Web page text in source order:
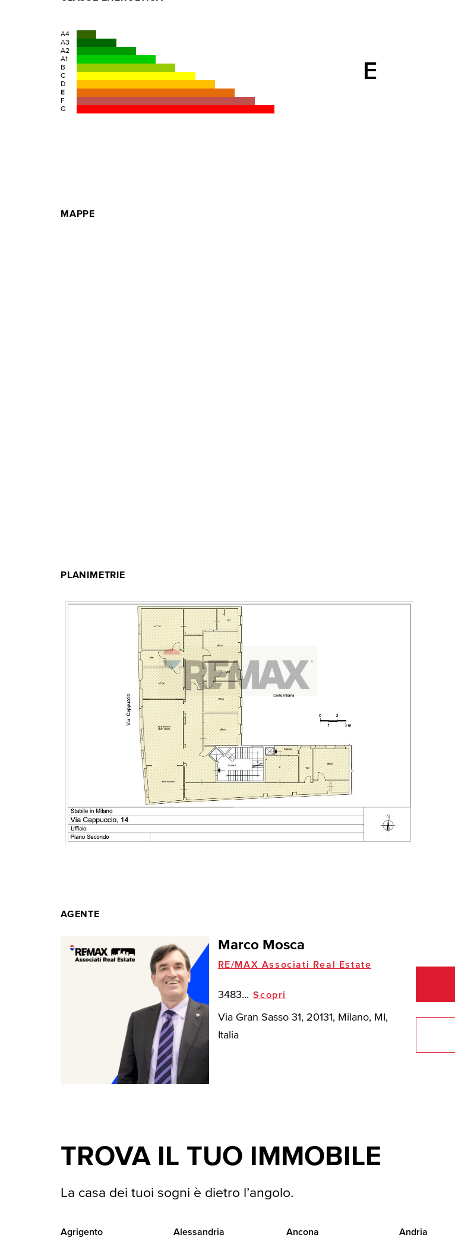
A4
A3
A2
A1
B
C
D
E
F
G
E
MAPPE
PLANIMETRIE
AGENTE
Marco Mosca
RE/MAX Associati Real Estate
3483... Scopri
Via Gran Sasso 31, 20131, Milano, MI,
Italia
TROVA IL TUO IMMOBILE
La casa dei tuoi sogni è dietro l’angolo.
Agrigento Alessandria Ancona Andria